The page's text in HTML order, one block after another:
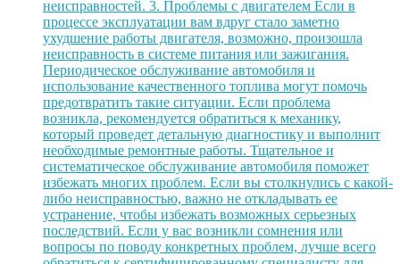
неисправностей. 3. Проблемы с двигателем Если в
процессе эксплуатации вам вдруг стало заметно
ухудшение работы двигателя, возможно, произошла
неисправность в системе питания или зажигания.
Периодическое обслуживание автомобиля и
использование качественного топлива могут помочь
предотвратить такие ситуации. Если проблема
возникла, рекомендуется обратиться к механику,
который проведет детальную диагностику и выполнит
необходимые ремонтные работы. Тщательное и
систематическое обслуживание автомобиля поможет
избежать многих проблем. Если вы столкнулись с какой-
либо неисправностью, важно не откладывать ее
устранение, чтобы избежать возможных серьезных
последствий. Если у вас возникли сомнения или
вопросы по поводу конкретных проблем, лучше всего